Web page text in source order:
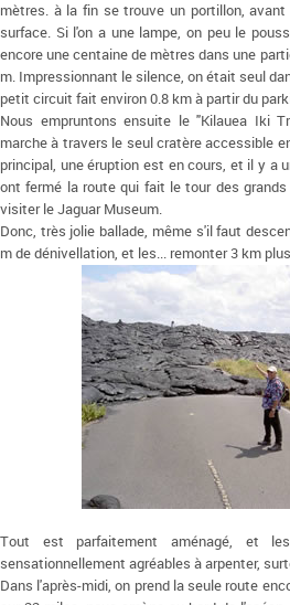
mètres. à la fin se trouve un portillon,
surface. Si l'on a une lampe, on peu le
encore une centaine de mètres dans une
m. Impressionnant le silence, on était seul
petit circuit fait environ 0.8 km à partir du
Nous empruntons ensuite le "Kilauea Iki
marche à travers le seul cratère accessible
principal, une éruption est en cours, et il y a
ont fermé la route qui fait le tour des
visiter le Jaguar Museum.
Donc, très jolie ballade, même s'il faut
m de dénivellation, et les... remonter 3 km
Tout est parfaitement aménagé, et
sensationnellement agréables à arpenter,
Dans l'après-midi, on prend la seule route